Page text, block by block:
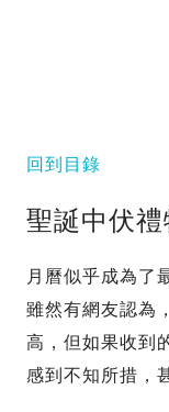
回到目錄
聖誕中伏
月曆似乎成為了
雖然有網友認為
高，但如果收到
感到不知所措，